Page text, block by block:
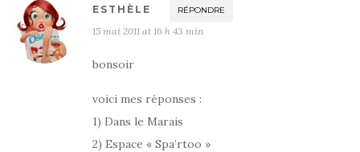
ESTHÈLE RÉPONDRE
15 mai 2011 at 16 h 43 min
bonsoir
voici mes réponses :
1) Dans le Marais
2) Espace « Spa’rtoo »